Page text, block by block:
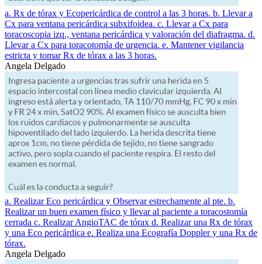
a. Rx de tórax y Ecopericárdica de control a las 3 horas. b. Llevar a
Cx para ventana pericárdica subxifoidea. c. Llevar a Cx para
toracoscopia izq., ventana pericárdica y valoración del diafragma. d.
Llevar a Cx para toracotomía de urgencia. e. Mantener vigilancia
estricta y tomar Rx de tórax a las 3 horas.
Angela Delgado
a. Realizar Eco pericárdica y Observar estrechamente al pte. b.
Realizar un buen examen físico y llevar al paciente a toracostomía
cerrada c. Realizar AngioTAC de tórax d. Realizar una Rx de tórax
y una Eco pericárdica e. Realiza una Ecografía Doppler y una Rx de
tórax.
Angela Delgado